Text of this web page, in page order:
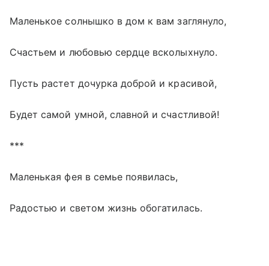
Маленькое солнышко в дом к вам заглянуло,
Счастьем и любовью сердце всколыхнуло.
Пусть растет дочурка доброй и красивой,
Будет самой умной, славной и счастливой!
***
Маленькая фея в семье появилась,
Радостью и светом жизнь обогатилась.